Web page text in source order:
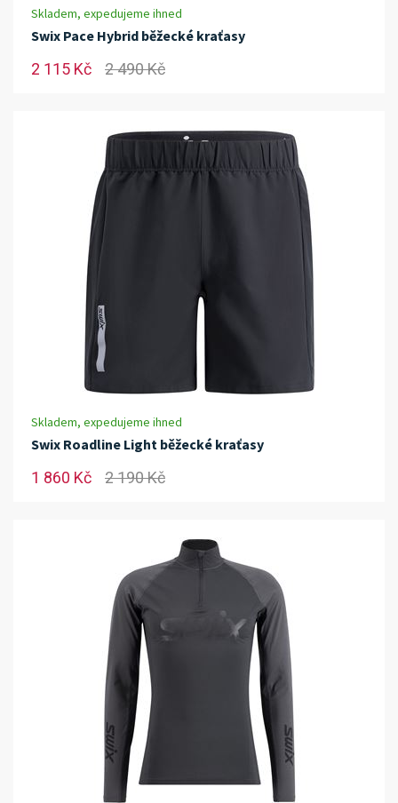
Skladem, expedujeme ihned
Swix Pace Hybrid běžecké kraťasy
2 115 Kč 2 490 Kč
Skladem, expedujeme ihned
Swix Roadline Light běžecké kraťasy
1 860 Kč 2 190 Kč